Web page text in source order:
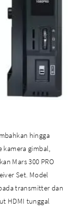
hingga
kamera gimbal,
Mars 300 PRO
Set. Model
transmitter dan
HDMI tunggal